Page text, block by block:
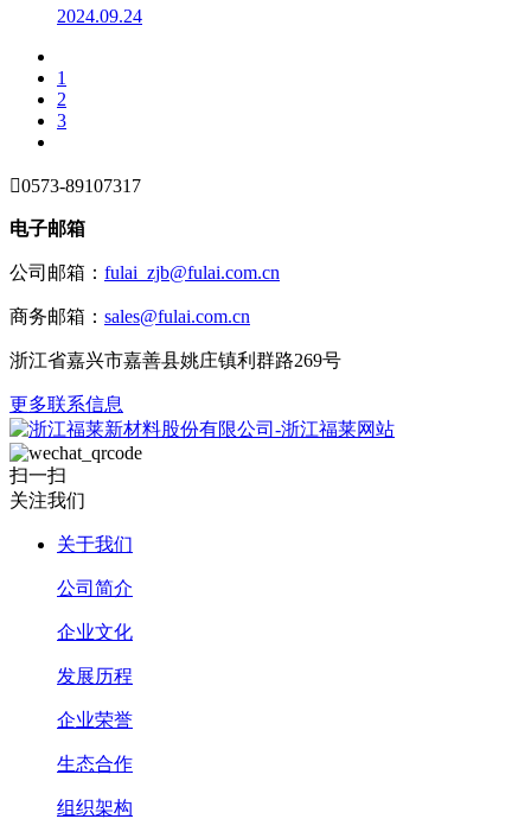
2024.09.24
1
2
3
0573-89107317
电子邮箱
公司邮箱： fulai_zjb@fulai.com.cn
商务邮箱： sales@fulai.com.cn
浙江省嘉兴市嘉善县姚庄镇利群路269号
更多联系信息
扫一扫
关注我们
关于我们
公司简介
企业文化
发展历程
企业荣誉
生态合作
组织架构